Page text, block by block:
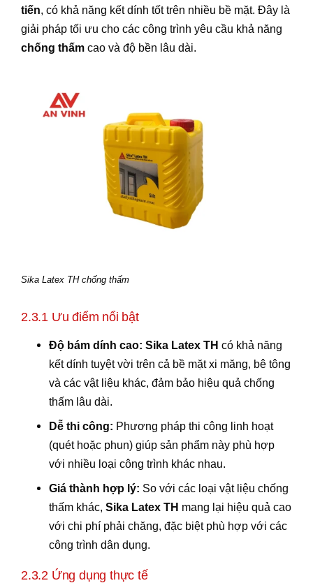
tiến, có khả năng kết dính tốt trên nhiều bề mặt. Đây là
giải pháp tối ưu cho các công trình yêu cầu khả năng
chống thấm cao và độ bền lâu dài.
Sika Latex TH chống thấm
2.3.1 Ưu điểm nổi bật
Độ bám dính cao: Sika Latex TH có khả năng
kết dính tuyệt vời trên cả bề mặt xi măng, bê tông
và các vật liệu khác, đảm bảo hiệu quả chống
thấm lâu dài.
Dễ thi công: Phương pháp thi công linh hoạt
(quét hoặc phun) giúp sản phẩm này phù hợp
với nhiều loại công trình khác nhau.
Giá thành hợp lý: So với các loại vật liệu chống
thấm khác, Sika Latex TH mang lại hiệu quả cao
với chi phí phải chăng, đặc biệt phù hợp với các
công trình dân dụng.
2.3.2 Ứng dụng thực tế